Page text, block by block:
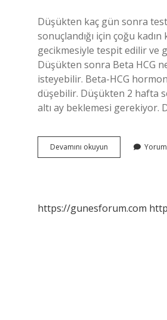
Düşükten kaç gün sonra
sonuçlandığı için çoğu
gecikmesiyle tespit edilir ve
Düşükten sonra Beta HCG
isteyebilir. Beta-HCG
düşebilir. Düşükten 2 hafta
altı ay beklemesi gerekiyor.
Devamını okuyun Düşükten
Sonra
Yapılmalı
https://gunesforum.com